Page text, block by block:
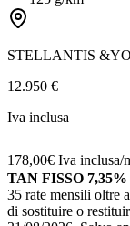
STELLANTIS
12.950 €
Iva inclusa
178,00€ Iva inclusa/
TAN FISSO
35 rate mensili oltre
di sostituire o